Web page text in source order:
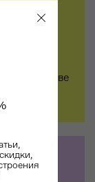
на основе